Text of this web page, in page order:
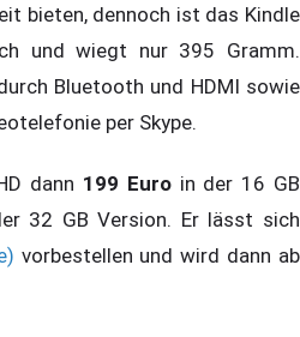
bieten, dennoch ist das Kindle
und wiegt nur 395 Gramm.
Bluetooth und HDMI sowie
per Skype.
dann 199 Euroin der 16 GB
32 GB Version. Er lässt sich
vorbestellen und wird dann ab